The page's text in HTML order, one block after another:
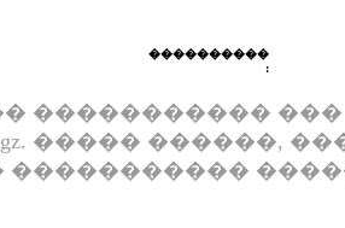
����������
:
����������� ���
����� ������,
�����������